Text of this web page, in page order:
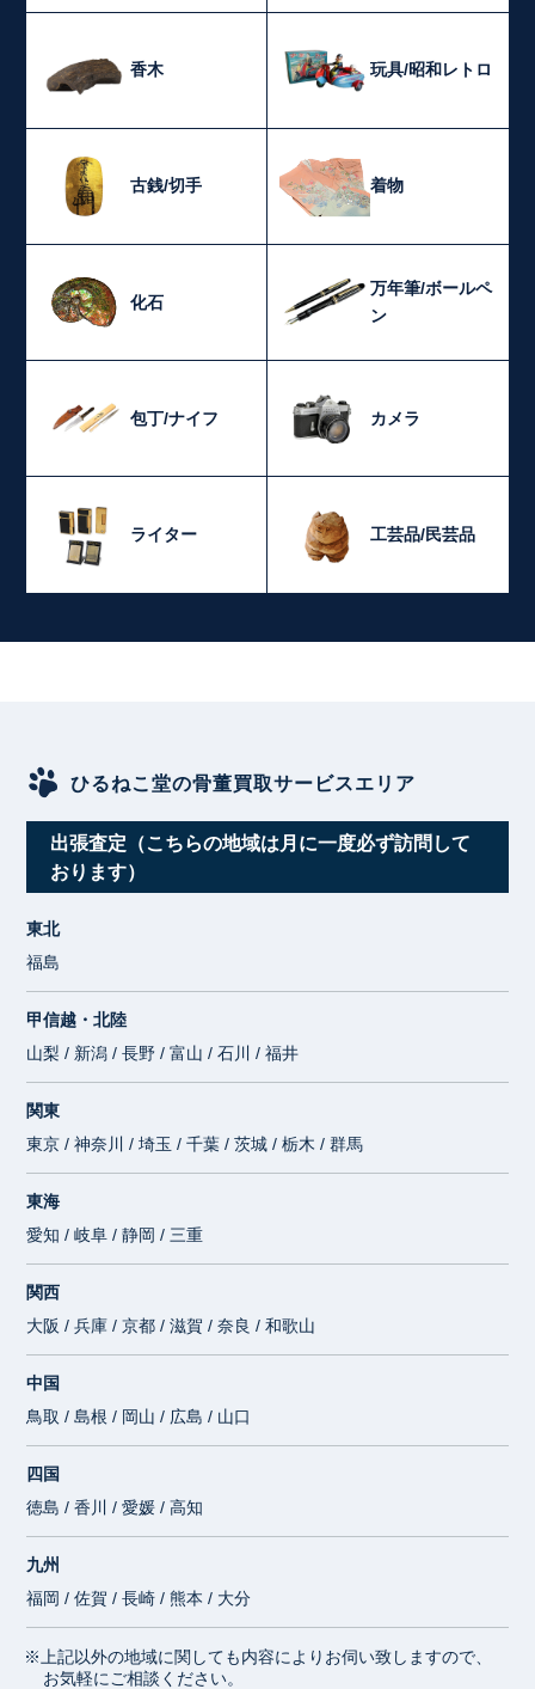
香木 玩具/昭和レトロ
古銭/切手 着物
化石
万年筆/ボールペ
ン
包丁/ナイフ カメラ
ライター 工芸品/民芸品
ひるねこ堂の骨董買取サービスエリア
出張査定（こちらの地域は月に一度必ず訪問して
おります）
東北
福島
甲信越・北陸
山梨 / 新潟 / 長野 / 富山 / 石川 / 福井
関東
東京 / 神奈川 / 埼玉 / 千葉 / 茨城 / 栃木 / 群馬
東海
愛知 / 岐阜 / 静岡 / 三重
関西
大阪 / 兵庫 / 京都 / 滋賀 / 奈良 / 和歌山
中国
鳥取 / 島根 / 岡山 / 広島 / 山口
四国
徳島 / 香川 / 愛媛 / 高知
九州
福岡 / 佐賀 / 長崎 / 熊本 / 大分
※上記以外の地域に関しても内容によりお伺い致しますので、
お気軽にご相談ください。